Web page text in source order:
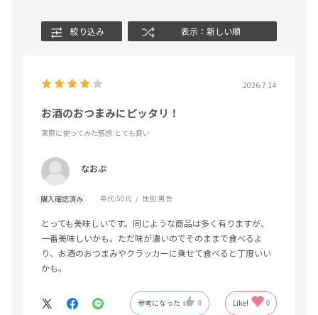
絞り込み 表示：新しい順
2026.7.14
お酒のおつまみにピッタリ！
実際に使ってみた感想:とても良い
なおぷ
購入確認済み 年代:50代 性別:男性
とっても美味しいです。同じような商品は多く有りますが、
一番美味しいかも。ただ味が濃いのでそのままで食べるよ
り、お酒のおつまみやクラッカーに乗せて食べると丁度いい
かも。
参考になった 0 Like! 0